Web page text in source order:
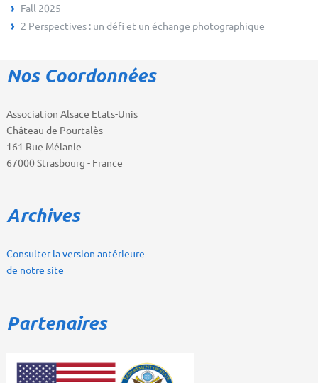
Fall 2025
2 Perspectives : un défi et un échange photographique
Nos Coordonnées
Association Alsace Etats-Unis
Château de Pourtalès
161 Rue Mélanie
67000 Strasbourg - France
Archives
Consulter la version antérieure
de notre site
Partenaires